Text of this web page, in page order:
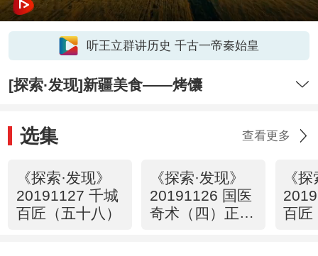
听王立群讲历史 千古一帝秦始皇
[探索·发现]新疆美食——烤馕
选集 查看更多
《探索·发现》
20191127 千城
百匠（五十八）
《探索·发现》
20191126 国医
奇术（四）正骨
《
百匠